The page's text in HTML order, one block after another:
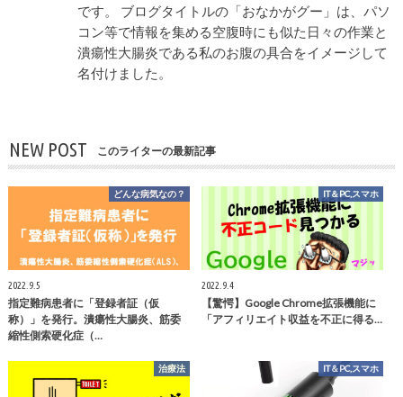
です。 ブログタイトルの「おなかがグー」は、パソ
コン等で情報を集める空腹時にも似た日々の作業と
潰瘍性大腸炎である私のお腹の具合をイメージして
名付けました。
NEW POST このライターの最新記事
どんな病気なの？
2022.9.5
指定難病患者に「登録者証（仮
称）」を発行。潰瘍性大腸炎、筋委
縮性側索硬化症（…
IT＆PC,スマホ
2022.9.4
【驚愕】Google Chrome拡張機能に
「アフィリエイト収益を不正に得る…
治療法 IT＆PC,スマホ